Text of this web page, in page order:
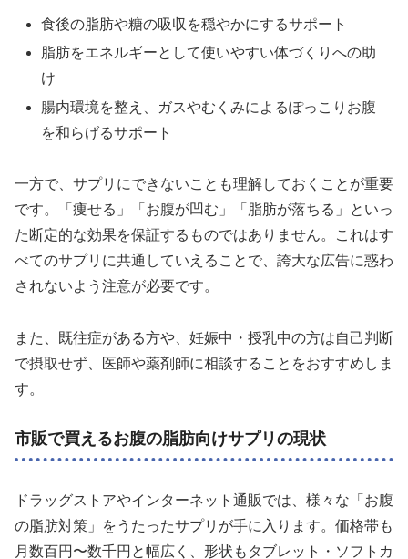
食後の脂肪や糖の吸収を穏やかにするサポート
脂肪をエネルギーとして使いやすい体づくりへの助
け
腸内環境を整え、ガスやむくみによるぽっこりお腹
を和らげるサポート
一方で、サプリにできないことも理解しておくことが重要
です。「痩せる」「お腹が凹む」「脂肪が落ちる」といっ
た断定的な効果を保証するものではありません。これはす
べてのサプリに共通していえることで、誇大な広告に惑わ
されないよう注意が必要です。
また、既往症がある方や、妊娠中・授乳中の方は自己判断
で摂取せず、医師や薬剤師に相談することをおすすめしま
す。
市販で買えるお腹の脂肪向けサプリの現状
ドラッグストアやインターネット通販では、様々な「お腹
の脂肪対策」をうたったサプリが手に入ります。価格帯も
月数百円〜数千円と幅広く、形状もタブレット・ソフトカ